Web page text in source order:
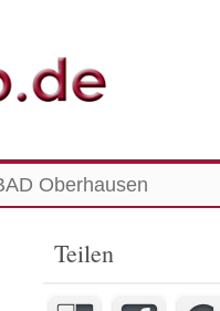
Oberhausen
Teilen